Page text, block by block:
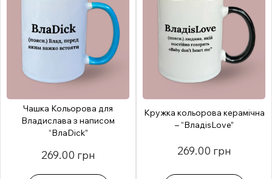
Чашка Кольорова для
Владислава з написом
“ВлаDick”
269.00 грн
Кружка кольорова керамічна
– “ВладisLove”
269.00 грн